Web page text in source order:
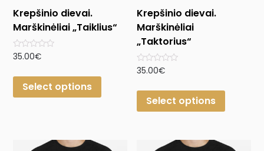
Krepšinio dievai.
Marškinėliai „Taiklius“
Rated
of
35.00€
Select options
Krepšinio dievai.
Marškinėliai
„Taktorius“
Rated
of
35.00€
Select options